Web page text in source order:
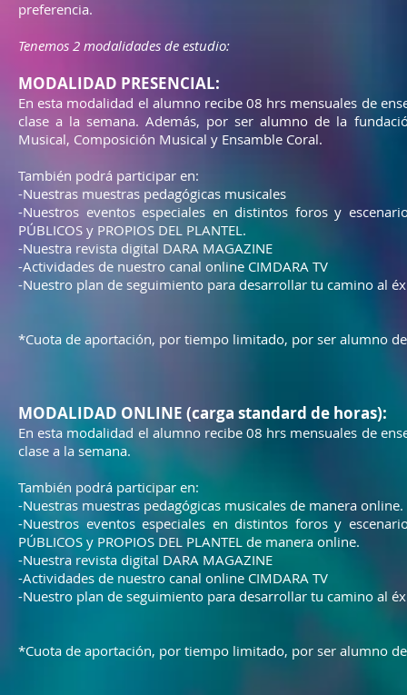
preferencia.
Tenemos 2 modalidades de estudio:
MODALIDAD PRESENCIAL:
En esta modalidad el alumno recibe 08 hrs mensuales de
clase a la semana. Además, por ser alumno de la
Musical, Composición Musical y Ensamble Coral.
También podrá participar en:
-Nuestras muestras pedagógicas musicales
-Nuestros eventos especiales en distintos foros y
PÚBLICOS y PROPIOS DEL PLANTEL.
-Nuestra revista digital DARA MAGAZINE
-Actividades de nuestro canal online CIMDARA TV
-Nuestro plan de seguimiento para desarrollar tu camino al
*Cuota de aportación, por tiempo limitado, por ser alumno
MODALIDAD ONLINE (carga standard de horas):
En esta modalidad el alumno recibe 08 hrs mensuales de
clase a la semana.
También podrá participar en:
-Nuestras muestras pedagógicas musicales de manera online.
-Nuestros eventos especiales en distintos foros y
PÚBLICOS y PROPIOS DEL PLANTEL de manera online.
-Nuestra revista digital DARA MAGAZINE
-Actividades de nuestro canal online CIMDARA TV
-Nuestro plan de seguimiento para desarrollar tu camino al
*Cuota de aportación, por tiempo limitado, por ser alumno